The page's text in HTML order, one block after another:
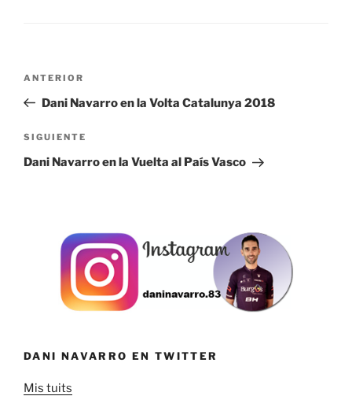
entradas
Entrada
anterior:
ANTERIOR
Dani Navarro en la Volta Catalunya 2018
Siguiente
entrada
SIGUIENTE
Dani Navarro en la Vuelta al País Vasco
DANI NAVARRO EN TWITTER
Mis tuits